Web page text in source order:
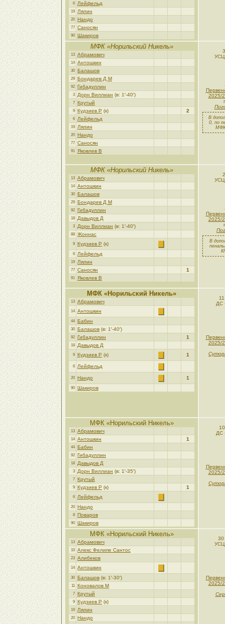
6 Лейфельд
19 Лялин
20 Нандо
77 Саносян
90 Шакиров
МФК «Норильский Никель»
13 Абрамович
14 Антошкин
30 Балашов
29 Бондарев Д М
92 Гибадуллин
3 Дорн Виллиан (в: 1′-40′)
7 Крутый
9 Кудзиев Р (к) 2
6 Лейфельд
19 Лялин
20 Нандо
77 Саносян
91 Яковлев В
УСЦ
2025/
В
0, по
МФК
МФК «Норильский Никель»
13 Абрамович
14 Антошкин
30 Балашов
29 Бондарев Д М
92 Гибадуллин
18 Давыдов Д
3 Дорн Виллиан (в: 1′-40′)
88 Жоннас
9 Кудзиев Р (к)
6 Лейфельд
19 Лялин
77 Саносян 1
91 Яковлев В
УСЦ
2025/
В
МФК «Норильский Никель»
13 Абрамович
14 Антошкин
44 Бабин
30 Балашов (в: 1′-40′)
92 Гибадуллин 1
18 Давыдов Д
9 Кудзиев Р (к) 1
6 Лейфельд
20 Нандо 1
90 Шакиров
ДС
2025/
МФК «Норильский Никель»
13 Абрамович
14 Антошкин 1
44 Бабин
92 Гибадуллин
18 Давыдов Д
3 Дорн Виллиан (в: 1′-35′)
7 Крутый
9 Кудзиев Р (к) 1
6 Лейфельд
20 Нандо
8 Поваров
90 Шакиров
ДС
2025/
МФК «Норильский Никель»
13 Абрамович
10 Алекс Фелипе Сантос
23 Алибеков
14 Антошкин
30 Балашов (в: 1′-30′)
11 Коновалов М
7 Крутый
9 Кудзиев Р (к)
19 Лялин
20 Нандо
30
УСЦ
2025/